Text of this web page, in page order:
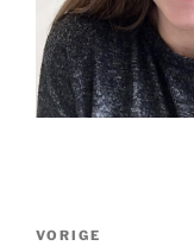
Vorig
VORIGE